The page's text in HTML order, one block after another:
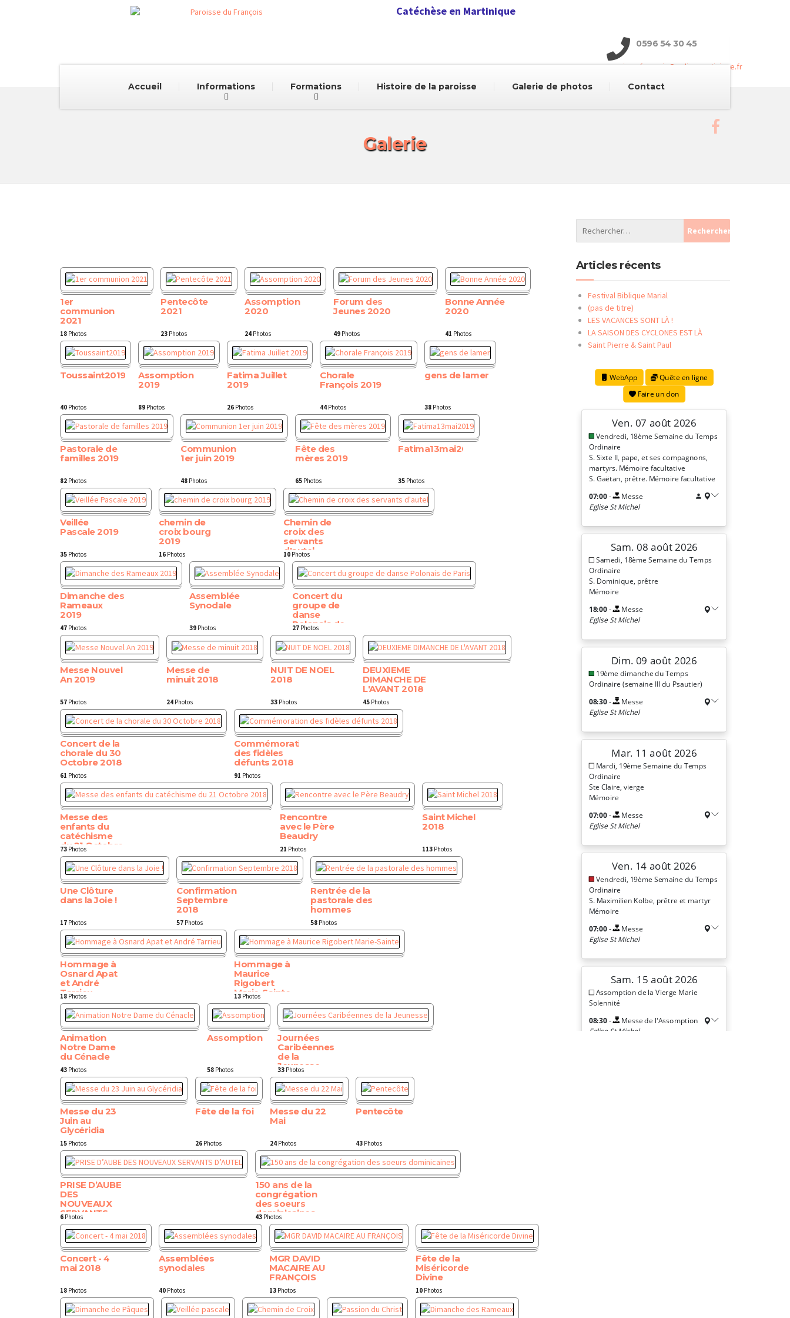
0596 54 30 45
paroisse.francois@eglisemartinique.fr
Presbytère - Bourg
Catéchèse en Martinique
Accueil Informations Formations Histoire de la paroisse Galerie de photos Contact
Galerie
1er
communion
2021
18 Photos
Pentecôte
2021
23 Photos
Assomption
2020
24 Photos
Forum des
Jeunes 2020
49 Photos
Bonne Année
2020
41 Photos
Toussaint2019
40 Photos
Assomption
2019
89 Photos
Fatima Juillet
2019
26 Photos
Chorale
François 2019
44 Photos
gens de lamer
38 Photos
Pastorale de
familles 2019
82 Photos
Communion
1er juin 2019
48 Photos
Fête des
mères 2019
65 Photos
Fatima13mai2019
35 Photos
Veillée
Pascale 2019
35 Photos
chemin de
croix bourg
2019
16 Photos
Chemin de
croix des
servants
d'autel
10 Photos
Dimanche des
Rameaux
2019
47 Photos
Assemblée
Synodale
39 Photos
Concert du
groupe de
danse
Polonais de
Paris
27 Photos
Messe Nouvel
An 2019
57 Photos
Messe de
minuit 2018
24 Photos
NUIT DE NOEL
2018
33 Photos
DEUXIEME
DIMANCHE DE
L'AVANT 2018
45 Photos
Concert de la
chorale du 30
Octobre 2018
61 Photos
Commémoration
des fidèles
défunts 2018
91 Photos
Messe des
enfants du
catéchisme
du 21 Octobre
2018
73 Photos
Rencontre
avec le Père
Beaudry
21 Photos
Saint Michel
2018
113 Photos
Une Clôture
dans la Joie !
17 Photos
Confirmation
Septembre
2018
57 Photos
Rentrée de la
pastorale des
hommes
58 Photos
Hommage à
Osnard Apat
et André
Tarrieu
18 Photos
Hommage à
Maurice
Rigobert
Marie-Sainte
13 Photos
Animation
Notre Dame
du Cénacle
43 Photos
Assomption
58 Photos
Journées
Caribéennes
de la
Jeunesse
33 Photos
Messe du 23
Juin au
Glycéridia
15 Photos
Fête de la foi
26 Photos
Messe du 22
Mai
24 Photos
Pentecôte
43 Photos
PRISE D’AUBE
DES
NOUVEAUX
SERVANTS
D’AUTEL
6 Photos
150 ans de la
congrégation
des soeurs
dominicaines
43 Photos
Concert - 4
mai 2018
18 Photos
Assemblées
synodales
40 Photos
MGR DAVID
MACAIRE AU
FRANÇOIS
13 Photos
Fête de la
Miséricorde
Divine
10 Photos
Articles récents
Festival Biblique Marial
(pas de titre)
LES VACANCES SONT LÀ !
LA SAISON DES CYCLONES EST LÀ
Saint Pierre & Saint Paul